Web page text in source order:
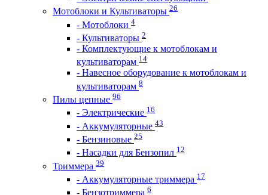
Мотоблоки и Культиваторы 26
- Мотоблоки 4
- Культиваторы 2
- Комплектующие к мотоблокам и
культиваторам 14
- Навесное оборудование к мотоблокам и
культиваторам 8
Пилы цепные 96
- Электрические 16
- Аккумуляторные 43
- Бензиновые 25
- Насадки для Бензопил 12
Триммера 39
- Аккумуляторные триммера 17
- Бензотриммера 6